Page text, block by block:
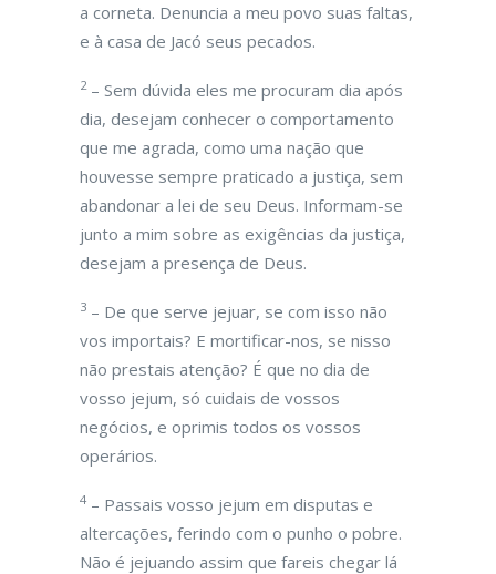
a corneta. Denuncia a meu povo suas faltas,
e à casa de Jacó seus pecados.
2– Sem dúvida eles me procuram dia após
dia, desejam conhecer o comportamento
que me agrada, como uma nação que
houvesse sempre praticado a justiça, sem
abandonar a lei de seu Deus. Informam-se
junto a mim sobre as exigências da justiça,
desejam a presença de Deus.
3 – De que serve jejuar, se com isso não
vos importais? E mortificar-nos, se nisso
não prestais atenção? É que no dia de
vosso jejum, só cuidais de vossos
negócios, e oprimis todos os vossos
operários.
4 – Passais vosso jejum em disputas e
altercações, ferindo com o punho o pobre.
Não é jejuando assim que fareis chegar lá